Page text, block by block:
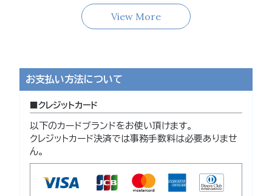
View More
お支払い方法について
クレジットカード
以下のカードブランドをお使い頂けます。
クレジットカード決済では事務手数料は必要ありませ
ん。